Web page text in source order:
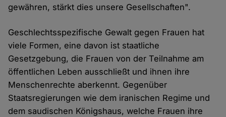
gewähren, stärkt dies unsere Gesellschaften".
Geschlechtsspezifische Gewalt gegen Frauen hat
viele Formen, eine davon ist staatliche
Gesetzgebung, die Frauen von der Teilnahme am
öffentlichen Leben ausschließt und ihnen ihre
Menschenrechte aberkennt. Gegenüber
Staatsregierungen wie dem iranischen Regime und
dem saudischen Königshaus, welche Frauen ihre